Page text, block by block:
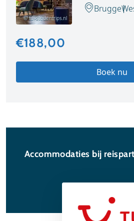
© tui-stedentrips.nl
Brugge
€188,00
Boek nu
Accommodaties bij